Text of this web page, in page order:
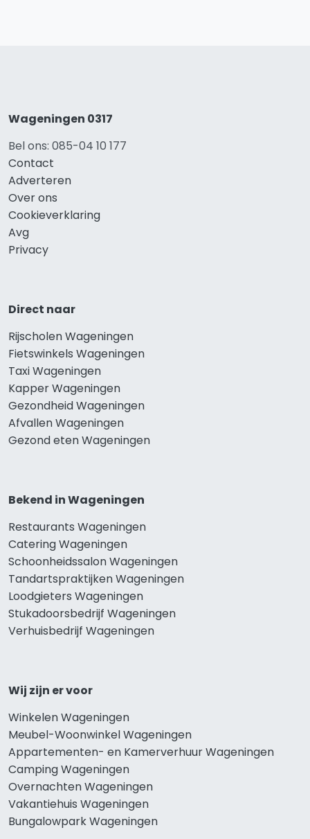
Wageningen 0317
Bel ons: 085-04 10 177
Contact
Adverteren
Over ons
Cookieverklaring
Avg
Privacy
Direct naar
Rijscholen Wageningen
Fietswinkels Wageningen
Taxi Wageningen
Kapper Wageningen
Gezondheid Wageningen
Afvallen Wageningen
Gezond eten Wageningen
Bekend in Wageningen
Restaurants Wageningen
Catering Wageningen
Schoonheidssalon Wageningen
Tandartspraktijken Wageningen
Loodgieters Wageningen
Stukadoorsbedrijf Wageningen
Verhuisbedrijf Wageningen
Wij zijn er voor
Winkelen Wageningen
Meubel-Woonwinkel Wageningen
Appartementen- en Kamerverhuur Wageningen
Camping Wageningen
Overnachten Wageningen
Vakantiehuis Wageningen
Bungalowpark Wageningen